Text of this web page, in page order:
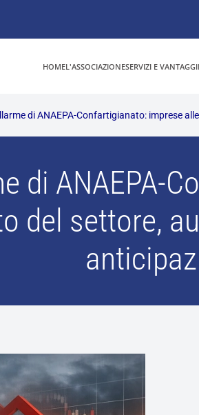
HOMEL'ASSOCIAZIONESERVIZI E VANTAGGI
di ANAEPA-Confartigianato: imprese
di ANAEPA-
del settore,